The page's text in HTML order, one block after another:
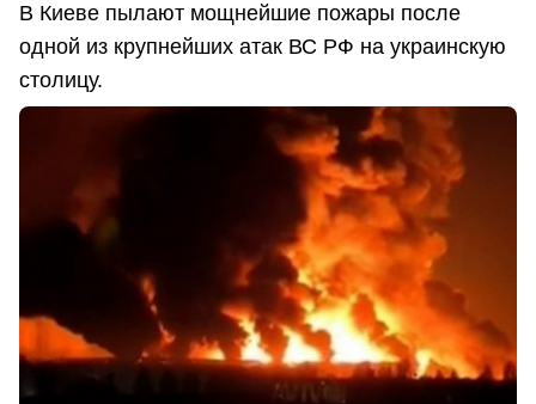
В Киеве пылают мощнейшие пожары после
одной из крупнейших атак ВС РФ на украинскую
столицу.